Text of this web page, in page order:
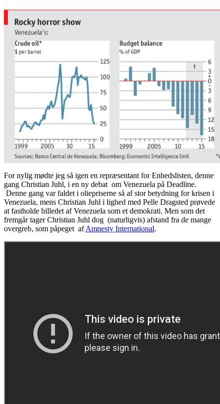
For nylig mødte jeg så igen en repræsentant for Enhedslisten, denne
gang Christian Juhl, i en ny debat om Venezuela på Deadline.
Denne gang var faldet i oliepriserne så af stor betydning for krisen i
Venezuela, mens Christian Juhl i lighed med Pelle Dragsted prøvede
at fastholde billedet af Venezuela som et demokrati. Men som det
fremgår tager Christian Juhl dog (naturligvis) afstand fra de mange
overgreb, som påpeget afAmnesty International.